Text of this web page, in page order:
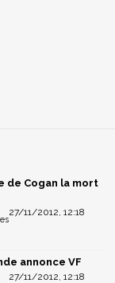
de Cogan la mort
27/11/2012, 12:18
annonce VF
27/11/2012, 12:18